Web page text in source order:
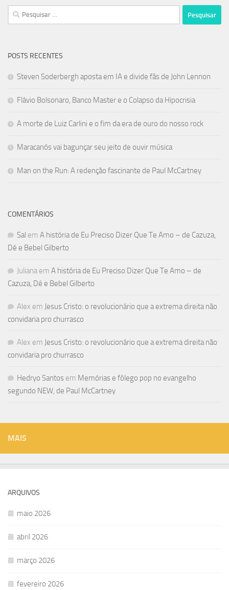
Pesquisar
por:
POSTS RECENTES
Steven Soderbergh aposta em IA e divide fãs de John Lennon
Flávio Bolsonaro, Banco Master e o Colapso da Hipocrisia
A morte de Luiz Carlini e o fim da era de ouro do nosso rock
Maracanós vai bagunçar seu jeito de ouvir música
Man on the Run: A redenção fascinante de Paul McCartney
COMENTÁRIOS
Sal em A história de Eu Preciso Dizer Que Te Amo – de Cazuza,
Dé e Bebel Gilberto
Juliana em A história de Eu Preciso Dizer Que Te Amo – de
Cazuza, Dé e Bebel Gilberto
Alex em Jesus Cristo: o revolucionário que a extrema direita não
convidaria pro churrasco
Alex em Jesus Cristo: o revolucionário que a extrema direita não
convidaria pro churrasco
Hedryo Santos em Memórias e fôlego pop no evangelho
segundo NEW, de Paul McCartney
MAIS
ARQUIVOS
maio 2026
abril 2026
março 2026
fevereiro 2026